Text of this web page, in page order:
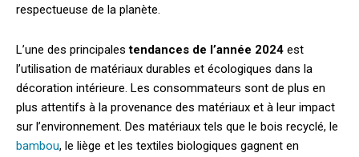
respectueuse de la planète.
L’une des principalestendances de l’année 2024 est
l’utilisation de matériaux durables et écologiques dans la
décoration intérieure. Les consommateurs sont de plus en
plus attentifs à la provenance des matériaux et à leur impact
sur l’environnement. Des matériaux tels que le bois recyclé, le
bambou, le liège et les textiles biologiques gagnent en